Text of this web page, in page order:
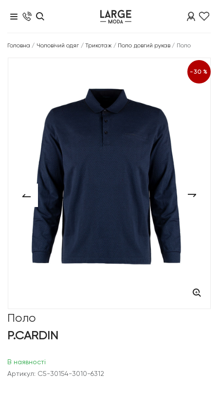
Головна / Чоловічий одяг / Трикотаж / Поло довгий рукав / Поло
-30%
Поло
P.CARDIN
В наявності
Артикул: C5-30154-3010-6312